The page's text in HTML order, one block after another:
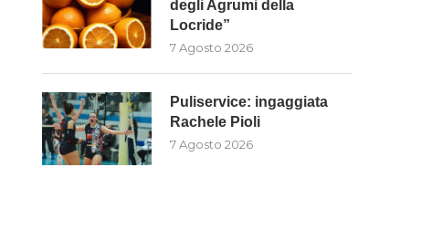
degli Agrumi della
Locride”
7 Agosto 2026
Puliservice: ingaggiata
Rachele Pioli
7 Agosto 2026